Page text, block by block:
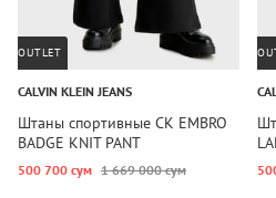
OUTLET
CALVIN KLEIN JEANS
Штаны спортивные CK EMBRO
BADGE KNIT PANT
500 700 сум 1 669 000 сум